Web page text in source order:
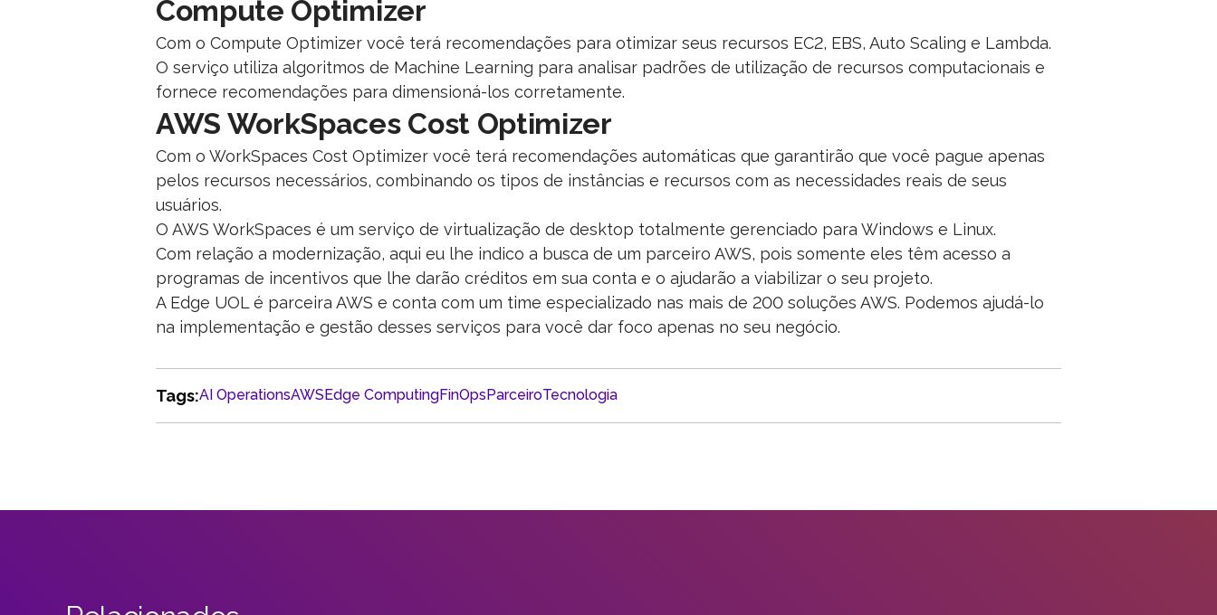
Compute Optimizer
Com o Compute Optimizer você terá recomendações para otimizar seus recursos EC2, EBS, Auto Scaling e Lambda.
O serviço utiliza algoritmos de Machine Learning para analisar padrões de utilização de recursos computacionais e
fornece recomendações para dimensioná-los corretamente.
AWS WorkSpaces Cost Optimizer
Com o WorkSpaces Cost Optimizer você terá recomendações automáticas que garantirão que você pague apenas
pelos recursos necessários, combinando os tipos de instâncias e recursos com as necessidades reais de seus
usuários.
O AWS WorkSpaces é um serviço de virtualização de desktop totalmente gerenciado para Windows e Linux.
Com relação a modernização, aqui eu lhe indico a busca de um parceiro AWS, pois somente eles têm acesso a
programas de incentivos que lhe darão créditos em sua conta e o ajudarão a viabilizar o seu projeto.
A Edge UOL é parceira AWS e conta com um time especializado nas mais de 200 soluções AWS. Podemos ajudá-lo
na implementação e gestão desses serviços para você dar foco apenas no seu negócio.
Tags:AI OperationsAWSEdge ComputingFinOpsParceiroTecnologia